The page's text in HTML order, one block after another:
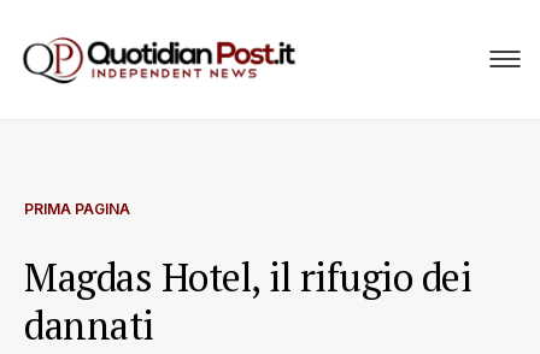
PRIMA PAGINA
Magdas Hotel, il rifugio dei
dannati